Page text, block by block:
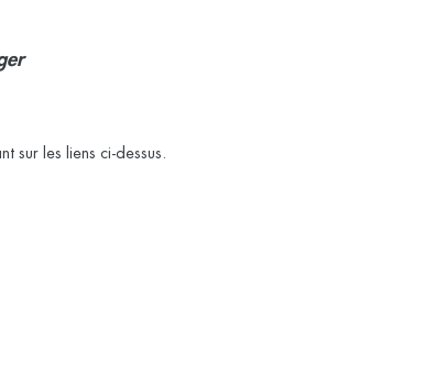
sur les liens ci-dessus.